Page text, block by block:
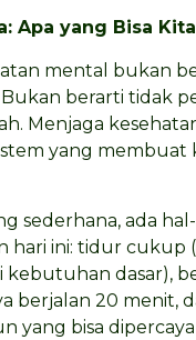
Apa yang Bisa
mental bukan
berarti tidak
Menjaga
yang membuat
sederhana, ada
hari ini: tidur cukup
kebutuhan dasar),
berjalan 20 menit,
yang bisa